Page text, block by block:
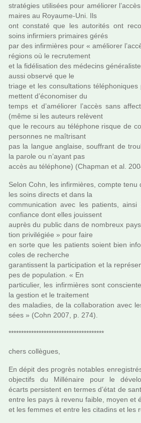
stra­té­gies uti­li­sées pour amé­lio­rer
mai­res au Royaume-Uni. Ils
ont cons­taté que les auto­ri­tés ont
soins infir­miers pri­mai­res gérés
par des infir­miè­res pour « amé­lio­rer
régions où le recru­te­ment
et la fidé­li­sa­tion des méde­cins
aussi observé que le
triage et les consul­ta­tions
met­tent d’économiser du
temps et d’amé­lio­rer l’accès sans
(même si les auteurs relè­vent
que le recours au télé­phone risque de
per­son­nes ne maî­tri­sant
pas la langue anglaise, souf­frant de
la parole ou n’ayant pas
accès au télé­phone) (Chapman et al.
Selon Cohn, les infir­miè­res, compte tenu
les soins directs et dans la
com­mu­ni­ca­tion avec les patients,
confiance dont elles jouis­sent
auprès du public dans de nom­breux
tion pri­vi­lé­giée » pour faire
en sorte que les patients soient bien
co­les de recher­che
garan­tis­sent la par­ti­ci­pa­tion et la
pes de popu­la­tion. « En
par­ti­cu­lier, les infir­miè­res sont
la ges­tion et le trai­te­ment
des mala­dies, de la col­la­bo­ra­tion avec
sées » (Cohn 2007, p. 274).
**************************************
chers col­lè­gues,
En dépit des pro­grès nota­bles
objec­tifs du Millénaire pour le
écarts per­sis­tent en termes d’état de
entre les pays à revenu faible, moyen et
et les femmes et entre les cita­dins et les